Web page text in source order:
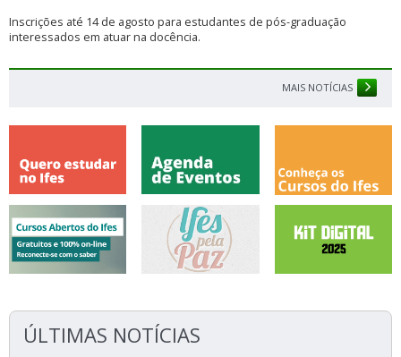
Inscrições até 14 de agosto para estudantes de pós-graduação
interessados em atuar na docência.
MAIS NOTÍCIAS
ÚLTIMAS NOTÍCIAS